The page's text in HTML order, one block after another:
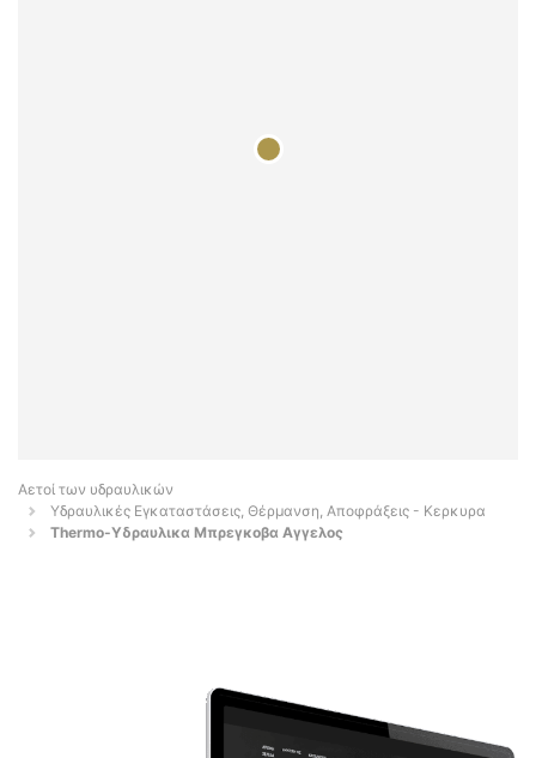
Αετοί των υδραυλικών
Υδραυλικές Εγκαταστάσεις, Θέρμανση, Αποφράξεις - Κερκυρα
Thermo-Υδραυλικα Μπρεγκοβα Αγγελος